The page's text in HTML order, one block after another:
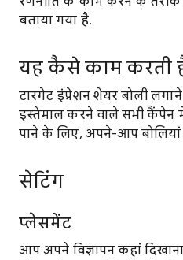
बताया गया है.
यह कैसे काम करती
टारगेट इंप्रेशन शेयर बोली
इस्तेमाल करने वाले सभी कैंपेन
पाने के लिए, अपने-आप
सेटिंग
प्लेसमेंट
आप अपने विज्ञापन कहां